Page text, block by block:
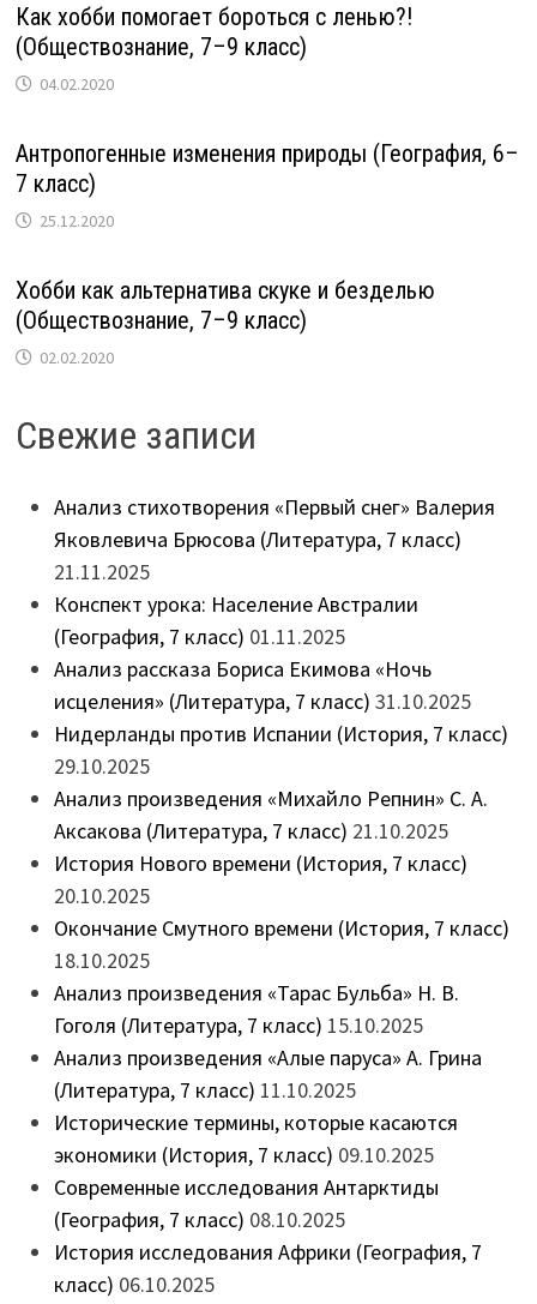
Как хобби помогает бороться с ленью?!
(Обществознание, 7–9 класс)
04.02.2020
Антропогенные изменения природы (География, 6–
7 класс)
25.12.2020
Хобби как альтернатива скуке и безделью
(Обществознание, 7–9 класс)
02.02.2020
Свежие записи
Анализ стихотворения «Первый снег» Валерия
Яковлевича Брюсова (Литература, 7 класс)
21.11.2025
Конспект урока: Население Австралии
(География, 7 класс) 01.11.2025
Анализ рассказа Бориса Екимова «Ночь
исцеления» (Литература, 7 класс) 31.10.2025
Нидерланды против Испании (История, 7 класс)
29.10.2025
Анализ произведения «Михайло Репнин» С. А.
Аксакова (Литература, 7 класс) 21.10.2025
История Нового времени (История, 7 класс)
20.10.2025
Окончание Смутного времени (История, 7 класс)
18.10.2025
Анализ произведения «Тарас Бульба» Н. В.
Гоголя (Литература, 7 класс) 15.10.2025
Анализ произведения «Алые паруса» А. Грина
(Литература, 7 класс) 11.10.2025
Исторические термины, которые касаются
экономики (История, 7 класс) 09.10.2025
Современные исследования Антарктиды
(География, 7 класс) 08.10.2025
История исследования Африки (География, 7
класс) 06.10.2025